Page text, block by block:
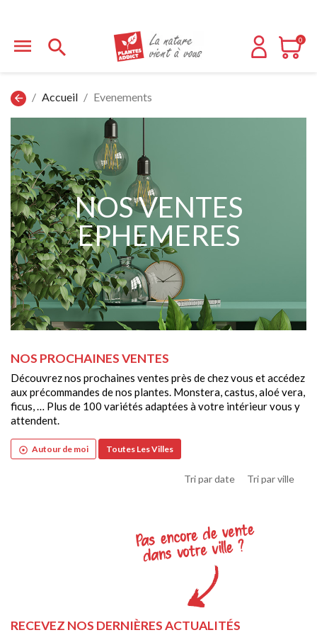
  0
arrow_back Accueil Evenements
NOS VENTES
EPHEMERES
NOS PROCHAINES VENTES
Découvrez nos prochaines ventes près de chez vous et accédez
aux précommandes de nos plantes. Monstera, castus, aloé vera,
ficus, … Plus de 100 variétés adaptées à votre intérieur vous y
attendent.
adjust Autour de moi Toutes Les Villes
Tri par date Tri par ville
RECEVEZ NOS DERNIÈRES ACTUALITÉS